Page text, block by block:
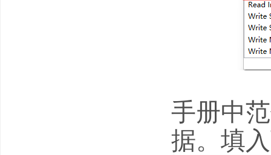
手册中
据。填